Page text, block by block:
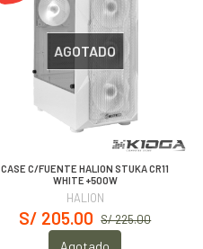
AGOTADO
CASE C/FUENTE HALION STUKA CR11
WHITE +500W
HALION
S/ 225.00
S/ 205.00